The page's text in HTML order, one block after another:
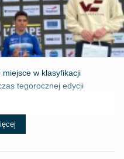
w klasyfikacji
tegorocznej edycji